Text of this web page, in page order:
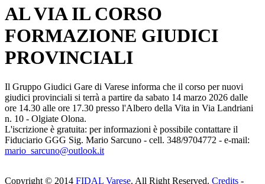
AL VIA IL CORSO
FORMAZIONE GIUDICI
PROVINCIALI
Il Gruppo Giudici Gare di Varese informa che il corso per nuovi
giudici provinciali si terrà a partire da sabato 14 marzo 2026 dalle
ore 14.30 alle ore 17.30 presso l'Albero della Vita in Via Landriani
n. 10 - Olgiate Olona.
L'iscrizione è gratuita: per informazioni è possibile contattare il
Fiduciario GGG Sig. Mario Sarcuno - cell. 348/9704772 - e-mail:
mario_sarcuno@outlook.it
Copyright © 2014 FIDAL Varese. All Right Reserved. Credits -